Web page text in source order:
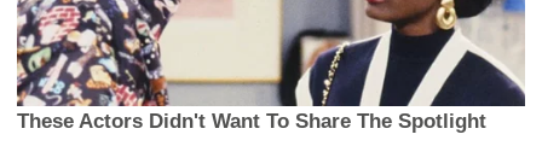
These Actors Didn't Want To Share The Spotlight